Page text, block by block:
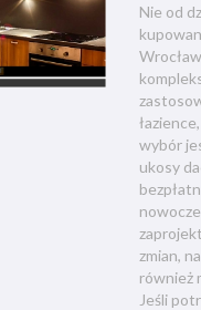
Nie od
wybór
ukosy
zmian,
również
Jeśli